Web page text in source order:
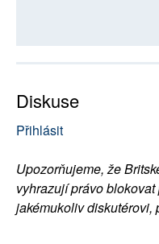
Diskuse
Přihlásit
Upozorňujeme, že
vyhrazují právo
jakémukoliv diskutérovi,